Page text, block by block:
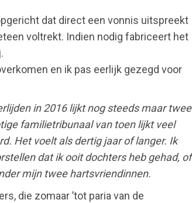
dat direct een vonnis uitspreekt
voltrekt. Indien nodig fabriceert het
en ik pas eerlijk gezegd voor
in 2016 lijkt nog steeds maar twee
familietribunaal van toen lijkt veel
Het voelt als dertig jaar of langer. Ik
dat ik ooit dochters heb gehad, of
mijn twee hartsvriendinnen.
die zomaar ’tot paria van de